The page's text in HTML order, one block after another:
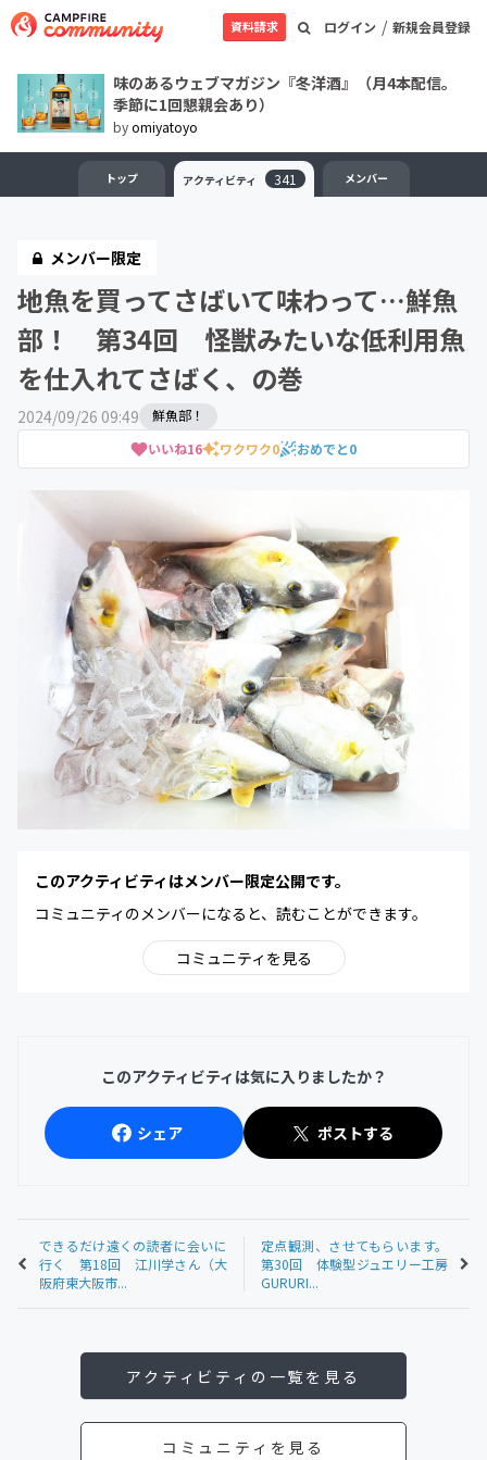
ログイン / 新規会員登録
資料請求
味のあるウェブマガジン『冬洋酒』（月4本配信。
季節に1回懇親会あり）
byomiyatoyo
トップ アクティビティ 341 メンバー
メンバー限定
地魚を買ってさばいて味わって…鮮魚
部！ 第34回 怪獣みたいな低利用魚
を仕入れてさばく、の巻
2024/09/26 09:49
いいね16 ワクワク0 おめでと0
鮮魚部！
このアクティビティはメンバー限定公開です。
コミュニティのメンバーになると、読むことができます。
コミュニティを見る
このアクティビティは気に入りましたか？
シェア ポストする
できるだけ遠くの読者に会いに
行く 第18回 江川学さん（大
阪府東大阪市...
定点観測、させてもらいます。
第30回 体験型ジュエリー工房
GURURI...
アクティビティの一覧を見る
コミュニティを見る